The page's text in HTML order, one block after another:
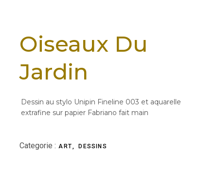
Oiseaux Du
Jardin
Dessin au stylo Unipin Fineline 003 et aquarelle
extrafine sur papier Fabriano fait main
Categorie : ART DESSINS